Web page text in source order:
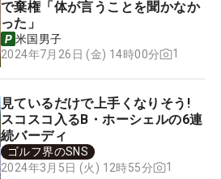
で棄権「体が言うことを聞かなか
った」
米国男子
2024年7月26日 (金) 14時00分
1
見ているだけで上手くなりそう!
スコスコ入るB・ホーシェルの6連
続バーディ
ゴルフ界のSNS
2024年3月5日 (火) 12時55分
1